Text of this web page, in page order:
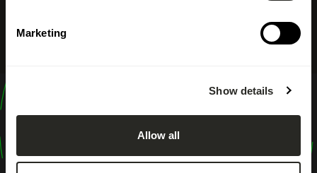
Marketing
Show details
Allow all
design
shape
inspire